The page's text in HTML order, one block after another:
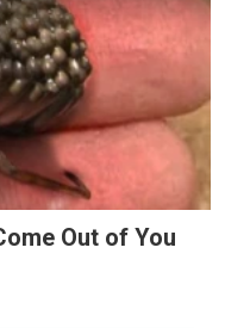
Out of You